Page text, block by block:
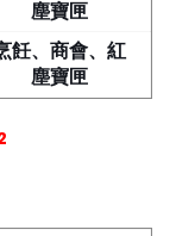
塵寶匣
飪、商會、紅
塵寶匣